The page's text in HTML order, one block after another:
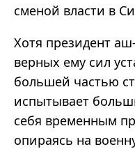
сменой власти в
Хотя президент
верных ему сил
большей частью
испытывает
себя временным
опираясь на